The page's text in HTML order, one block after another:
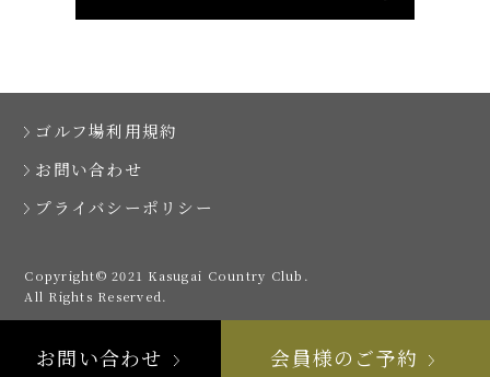
ゴルフ場利用規約
お問い合わせ
プライバシーポリシー
Copyright© 2021 Kasugai Country Club.
All Rights Reserved.
お問い合わせ 会員様のご予約